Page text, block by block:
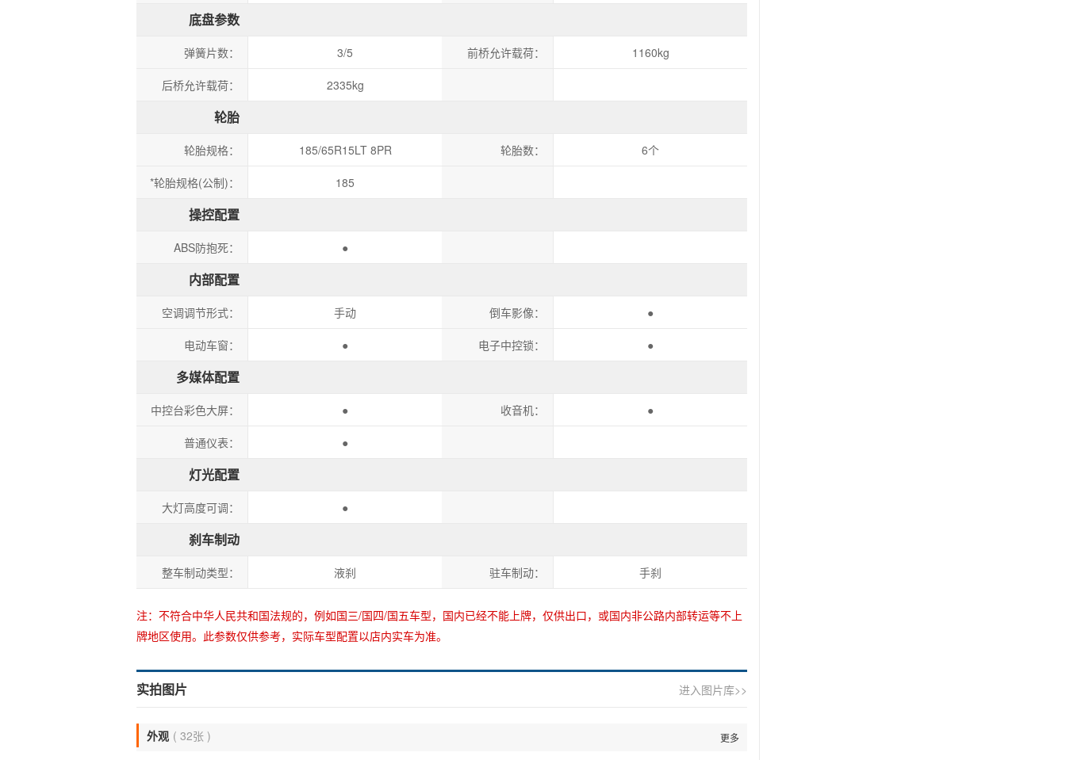
底盘参数
弹簧片数： 3/5 前桥允许载荷： 1160kg
后桥允许载荷： 2335kg
轮胎
轮胎规格： 185/65R15LT 8PR 轮胎数： 6个
*轮胎规格(公制)： 185
操控配置
ABS防抱死： ●
内部配置
空调调节形式： 手动 倒车影像： ●
电动车窗： ● 电子中控锁： ●
多媒体配置
中控台彩色大屏： ● 收音机： ●
普通仪表： ●
灯光配置
大灯高度可调： ●
刹车制动
整车制动类型： 液刹 驻车制动： 手刹
注：不符合中华人民共和国法规的，例如国三/国四/国五车型，国内已经不能上牌，仅供出口，或国内非公路内部转运等不上
牌地区使用。此参数仅供参考，实际车型配置以店内实车为准。
实拍图片 进入图片库>>
外观 ( 32张 ) 更多